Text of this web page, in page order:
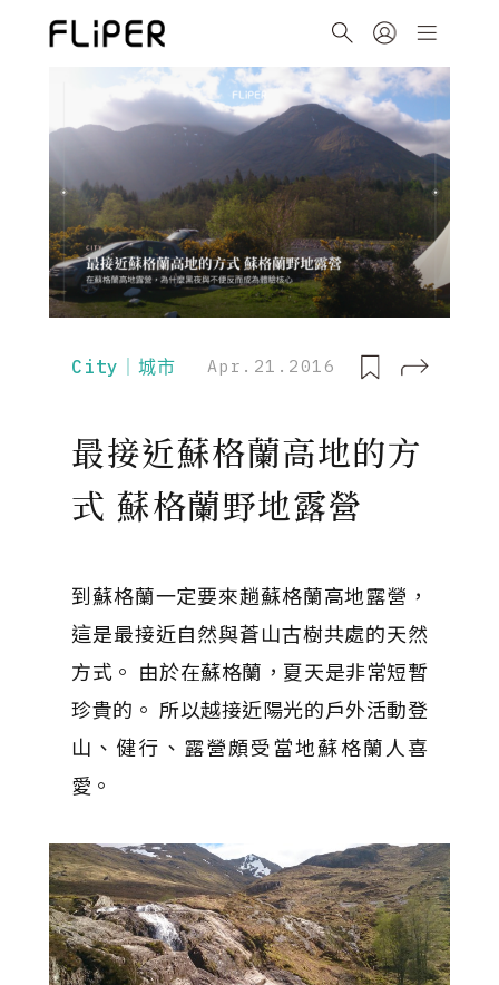
City｜城市 Apr.21.2016
最接近蘇格蘭高地的方
式 蘇格蘭野地露營
到蘇格蘭一定要來趟蘇格蘭高地露營，
這是最接近自然與蒼山古樹共處的天然
方式。 由於在蘇格蘭，夏天是非常短暫
珍貴的。 所以越接近陽光的戶外活動登
山、健行、露營頗受當地蘇格蘭人喜
愛。